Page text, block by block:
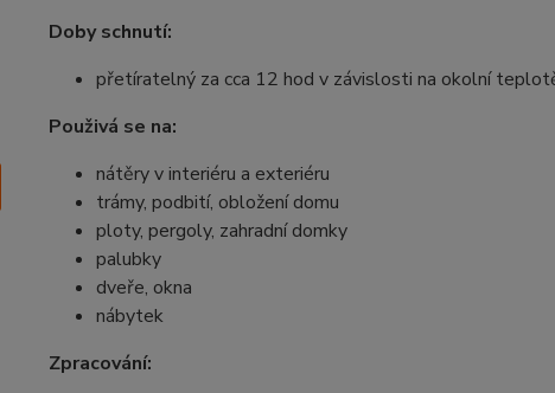
Doby schnutí:
přetíratelný za cca 12 hod v závislosti na okolní
Použivá se na:
nátěry v interiéru a exteriéru
trámy, podbití, obložení domu
ploty, pergoly, zahradní domky
palubky
dveře, okna
nábytek
Zpracování: